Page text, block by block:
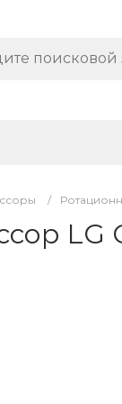
/
LG